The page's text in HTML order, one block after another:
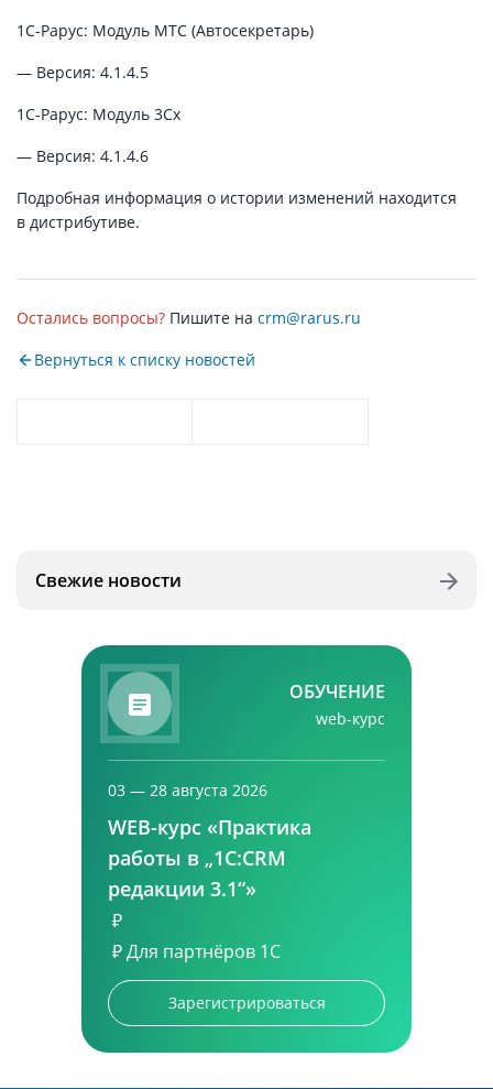
1C-Рарус: Модуль МТС (Автосекретарь)
— Версия: 4.1.4.5
1C-Рарус: Модуль 3Cx
— Версия: 4.1.4.6
Подробная информация о истории изменений находится
в дистрибутиве.
Остались вопросы? Пишите на crm@rarus.ru
Вернуться к списку новостей
Свежие новости
ОБУЧЕНИЕ
web-курс
03 — 28 августа 2026
WEB-курс «Практика
работы в „1С:CRM
редакции 3.1“»
₽
₽Для партнёров 1С
Зарегистрироваться